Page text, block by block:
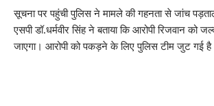
सूचना पर पहुंची पुलिस ने मामले की गहनता से जांच
एसपी डॉ.धर्मवीर सिंह ने बताया कि आरोपी रिजवान को
जाएगा। आरोपी को पकड़ने के लिए पुलिस टीम जुट गई